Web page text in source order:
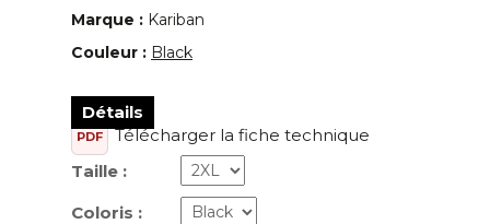
Marque : Kariban
Couleur : Black
Détails
PDF
Télécharger la fiche technique
Taille :
Coloris :